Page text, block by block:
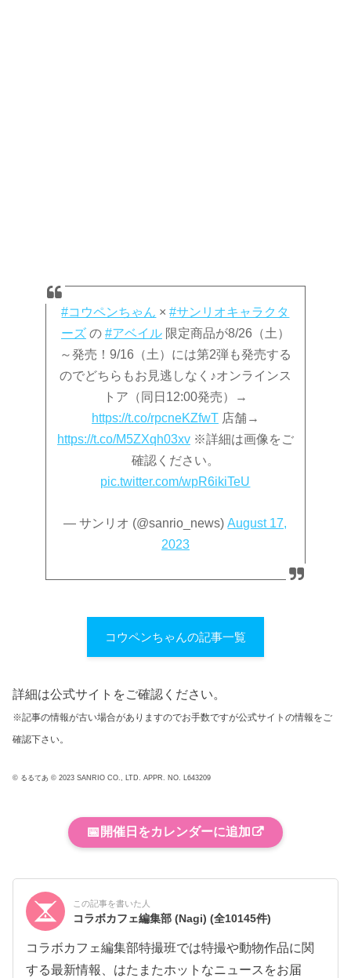
#コウペンちゃん ×#サンリオキャラクタ
ーズ の #アベイル限定商品が8/26（土）
～発売！9/16（土）には第2弾も発売する
のでどちらもお見逃しなく♪オンラインス
トア（同日12:00発売）→
https://t.co/rpcneKZfwT 店舗→
https://t.co/M5ZXqh03xv※詳細は画像をご
確認ください。
pic.twitter.com/wpR6ikiTeU
— サンリオ (@sanrio_news)August 17,
2023
コウペンちゃんの記事一覧
詳細は公式サイトをご確認ください。
※記事の情報が古い場合がありますのでお手数ですが公式サイトの情報をご
確認下さい。
© るるてあ © 2023 SANRIO CO., LTD. APPR. NO. L643209
📅 開催日をカレンダーに追加
この記事を書いた人
コラボカフェ編集部 (Nagi)(全10145件)
コラボカフェ編集部特撮班では特撮や動物作品に関
する最新情報、はたまたホットなニュースをお届